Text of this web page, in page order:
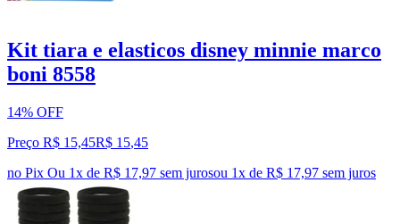
Kit tiara e elasticos disney minnie marco
boni 8558
14% OFF
Preço R$ 15,45R$ 15,45
no Pix Ou 1x de R$ 17,97 sem jurosou 1x de R$ 17,97 sem juros